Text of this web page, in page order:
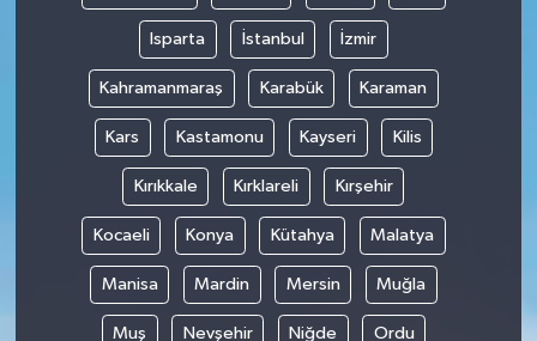
Isparta İstanbul İzmir
Kahramanmaraş Karabük Karaman
Kars Kastamonu Kayseri Kilis
Kırıkkale Kırklareli Kırşehir
Kocaeli Konya Kütahya Malatya
Manisa Mardin Mersin Muğla
Muş Nevşehir Niğde Ordu